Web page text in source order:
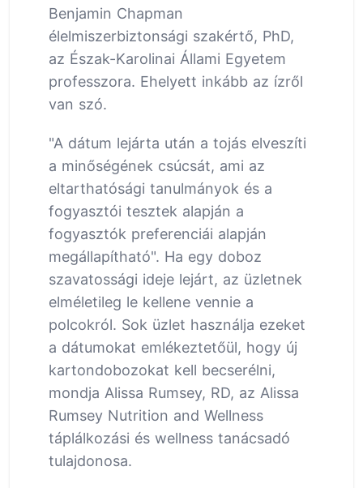
Benjamin Chapman
élelmiszerbiztonsági szakértő, PhD,
az Észak-Karolinai Állami Egyetem
professzora. Ehelyett inkább az ízről
van szó.
"A dátum lejárta után a tojás elveszíti
a minőségének csúcsát, ami az
eltarthatósági tanulmányok és a
fogyasztói tesztek alapján a
fogyasztók preferenciái alapján
megállapítható". Ha egy doboz
szavatossági ideje lejárt, az üzletnek
elméletileg le kellene vennie a
polcokról. Sok üzlet használja ezeket
a dátumokat emlékeztetőül, hogy új
kartondobozokat kell becserélni,
mondja Alissa Rumsey, RD, az Alissa
Rumsey Nutrition and Wellness
táplálkozási és wellness tanácsadó
tulajdonosa.